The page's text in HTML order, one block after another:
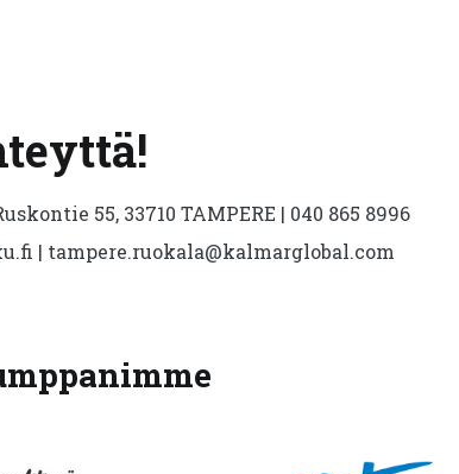
55, 33710 TAMPERE | 040 865 8996
| tampere.ruokala@kalmarglobal.com